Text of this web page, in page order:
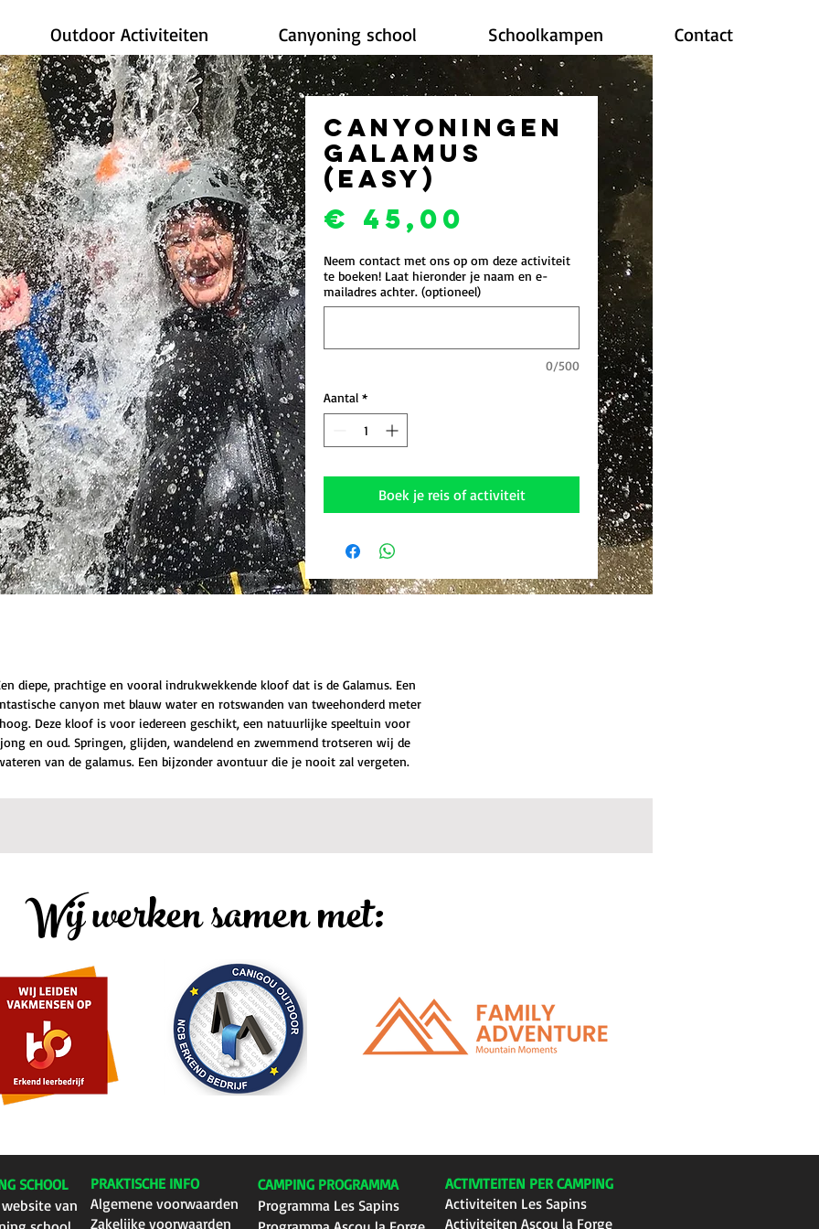
Outdoor Activiteiten Canyoning school Schoolkampen Contact
Canyoningen
Galamus
(easy)
€ 45,00
Neem contact met ons op om deze activiteit
te boeken! Laat hieronder je naam en e-
mailadres achter. (optioneel)
0/500
Aantal *
Boek je reis of activiteit
diepe, prachtige en vooral indrukwekkende kloof dat is de Galamus. Een
canyon met blauw water en rotswanden van tweehonderd meter
hoog. Deze kloof is voor iedereen geschikt, een natuurlijke speeltuin voor
jong en oud. Springen, glijden, wandelend en zwemmend trotseren wij de
van de galamus. Een bijzonder avontuur die je nooit zal vergeten.
Wij werken samen met:
SCHOOL
van
PRAKTISCHE INFO
Algemene voorwaarden
Zakelijke voorwaarden
CAMPING PROGRAMMA
Programma Les Sapins
ACTIVITEITEN PER CAMPING
Activiteiten Les Sapins
Activiteiten Ascou la Forge